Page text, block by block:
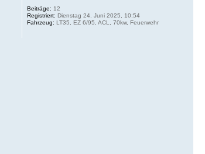
Beiträge: 12
Registriert: Dienstag 24. Juni 2025, 10:54
Fahrzeug: LT35, EZ 6/95, ACL, 70kw, Feuerwehr